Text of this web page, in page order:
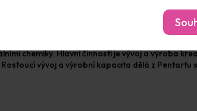
chemiky. Hlavní činností je vývoj a výroba
vývoj a výrobní kapacita dělá z Pentartu